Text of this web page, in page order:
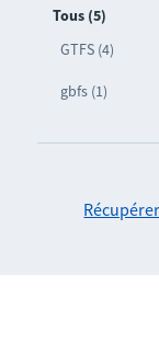
Tous (5)
GTFS (4)
gbfs (1)